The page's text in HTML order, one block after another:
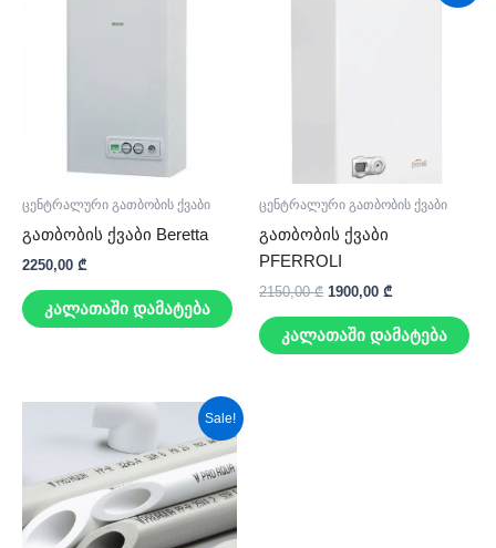
ცენტრალური გათბობის ქვაბი
გათბობის ქვაბი Beretta
2250,00 ₾
კალათაში დამატება
ცენტრალური გათბობის ქვაბი
გათბობის ქვაბი
PFERROLI
2150,00₾ 1900,00 ₾
კალათაში დამატება
Sale!
Original
price
was:
2,00 ₾.
Current
price
is:
1,60 ₾.